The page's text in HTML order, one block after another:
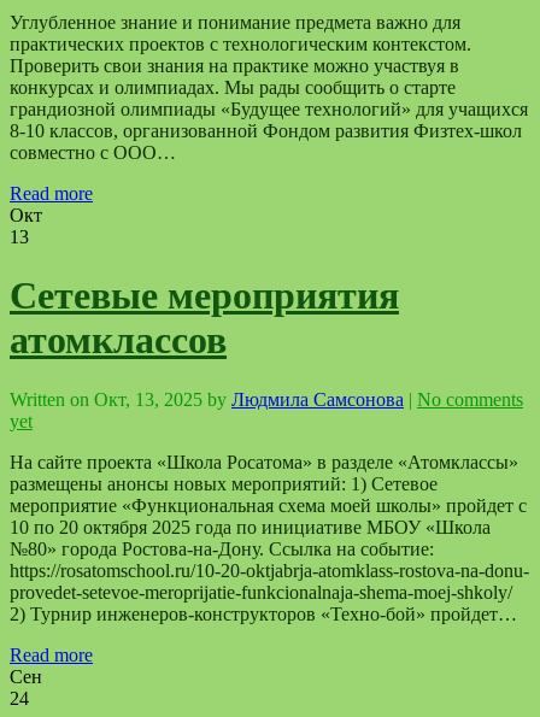
Углубленное знание и понимание предмета важно для
практических проектов с технологическим контекстом.
Проверить свои знания на практике можно участвуя в
конкурсах и олимпиадах. Мы рады сообщить о старте
грандиозной олимпиады «Будущее технологий» для учащихся
8-10 классов, организованной Фондом развития Физтех-школ
совместно с ООО…
Read more
Окт
13
Сетевые мероприятия
атомклассов
Written on Окт, 13, 2025 by Людмила Самсонова | No comments
yet
На сайте проекта «Школа Росатома» в разделе «Атомклассы»
размещены анонсы новых мероприятий: 1) Сетевое
мероприятие «Функциональная схема моей школы» пройдет с
10 по 20 октября 2025 года по инициативе МБОУ «Школа
№80» города Ростова-на-Дону. Ссылка на событие:
https://rosatomschool.ru/10-20-oktjabrja-atomklass-rostova-na-donu-
provedet-setevoe-meroprijatie-funkcionalnaja-shema-moej-shkoly/
2) Турнир инженеров-конструкторов «Техно-бой» пройдет…
Read more
Сен
24